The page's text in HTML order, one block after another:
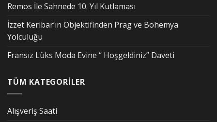
Remos İle Sahnede 10. Yıl Kutlaması
İzzet Keribar’ın Objektifinden Prag ve Bohemya
Yolculuğu
Fransız Lüks Moda Evine “ Hoşgeldiniz” Daveti
TÜM KATEGORİLER
Alışveriş Saati